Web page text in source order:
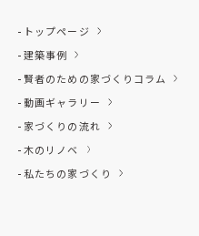
トップページ
建築事例
賢者のための家づくりコラム
動画ギャラリー
家づくりの流れ
木のリノベ
私たちの家づくり